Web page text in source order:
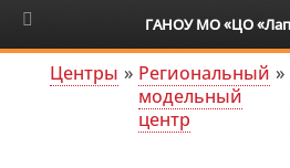
6+
Центры » Региональный
модельный
центр
»
ГАНОУ МО «ЦО